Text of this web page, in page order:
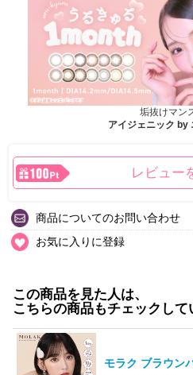
垢抜けマン
アイジェニック by
レビュー
商品についてのお問い合わせ
お気に入りに登録
この商品を見た人は、
こちらの商品もチェックして
モラク ブラウン